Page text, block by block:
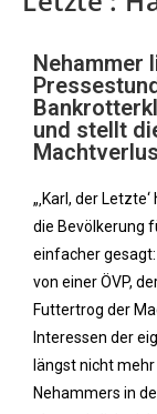
Nehammer
und stellt
„‚Karl, der
die Bevölkerung
einfacher gesagt:
von einer ÖVP,
Futtertrog der
Interessen der
längst nicht
Nehammers in